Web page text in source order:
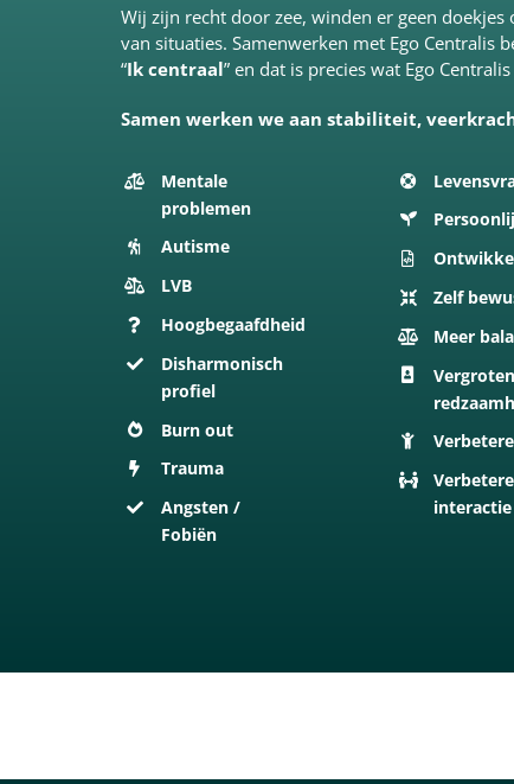
Wij zijn recht door zee, winden er geen
van situaties. Samenwerken met Ego Centralis
“Ik centraal” en dat is precies wat Ego
Samen werken we aan stabiliteit,
Mentale
problemen
Autisme
LVB
Hoogbegaafdheid
Disharmonisch
profiel
Burn out
Trauma
Angsten /
Fobiën
Zelf
Meer
interactie